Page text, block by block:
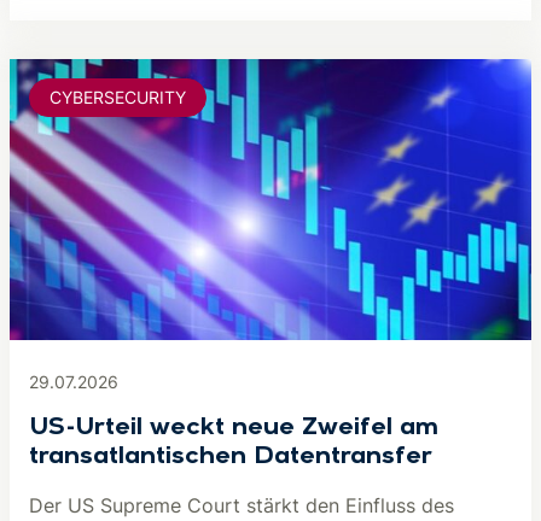
29.07.2026
US-Urteil weckt neue Zweifel am
transatlantischen Datentransfer
Der US Supreme Court stärkt den Einfluss des
CYBERSECURITY